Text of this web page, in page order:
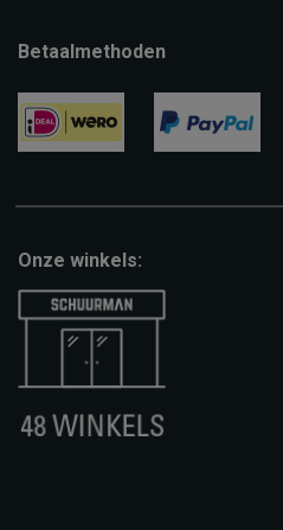
Betaalmethoden
Onze winkels: